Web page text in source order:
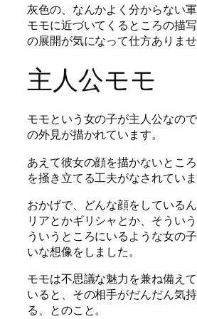
灰色の、なんかよく分からない
モモに近づいてくるところの描
の展開が気になって仕方ありませ
主人公モモ
モモという女の子が主人公なの
の外見が描かれています。
あえて彼女の顔を描かないとこ
を掻き立てる工夫がなされていま
おかげで、どんな顔をしている
リアとかギリシャとか、そうい
ういうところにいるような女の
いな想像をしました。
モモは不思議な魅力を兼ね備え
いると、その相手がだんだん気
る、とのこと。